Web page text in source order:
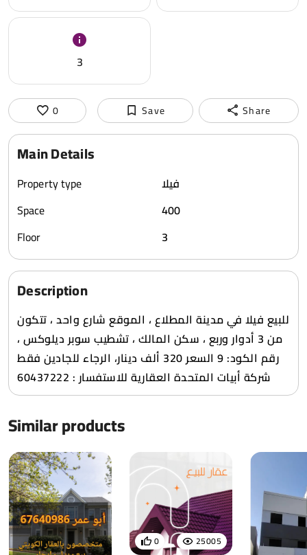
3
0 Save Share
Main Details
Property type
فيلا
Space
400
Floor
3
Description
من 3 أدوار وربع ، سكن المالك ، تشطيب سوبر ديلوكس ،
السعر 320 ألف دينار، الرجاء للجادين فقط ‎‏‎رقم الكود: 9
‎‏‎للاستفسار : 60437222 ‎‏‎شركة أبيات المتحدة العقارية
Similar products
25005
0